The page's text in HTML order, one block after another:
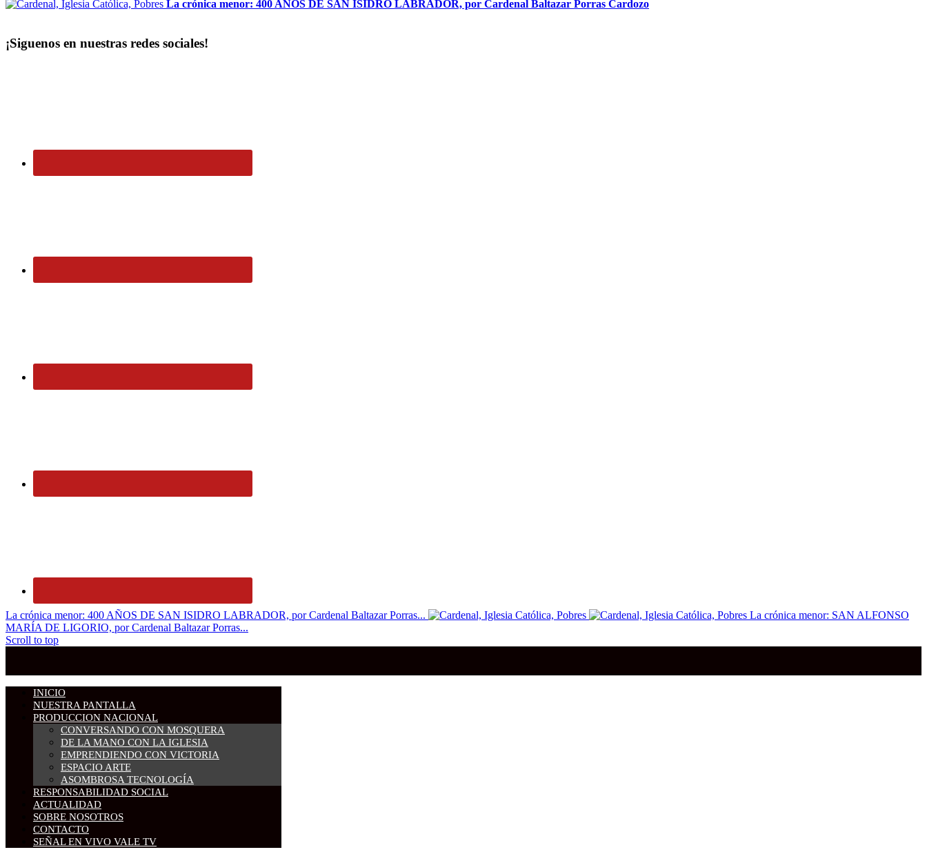
La crónica menor: 400 AÑOS DE SAN ISIDRO LABRADOR, por Cardenal Baltazar Porras Cardozo
¡Siguenos en nuestras redes sociales!
La crónica menor: 400 AÑOS DE SAN ISIDRO LABRADOR, por Cardenal Baltazar Porras...
La crónica menor: SAN ALFONSO
MARÍA DE LIGORIO, por Cardenal Baltazar Porras...
Scroll to top
INICIO
NUESTRA PANTALLA
PRODUCCION NACIONAL
CONVERSANDO CON MOSQUERA
DE LA MANO CON LA IGLESIA
EMPRENDIENDO CON VICTORIA
ESPACIO ARTE
ASOMBROSA TECNOLOGÍA
RESPONSABILIDAD SOCIAL
ACTUALIDAD
SOBRE NOSOTROS
CONTACTO
SEÑAL EN VIVO VALE TV